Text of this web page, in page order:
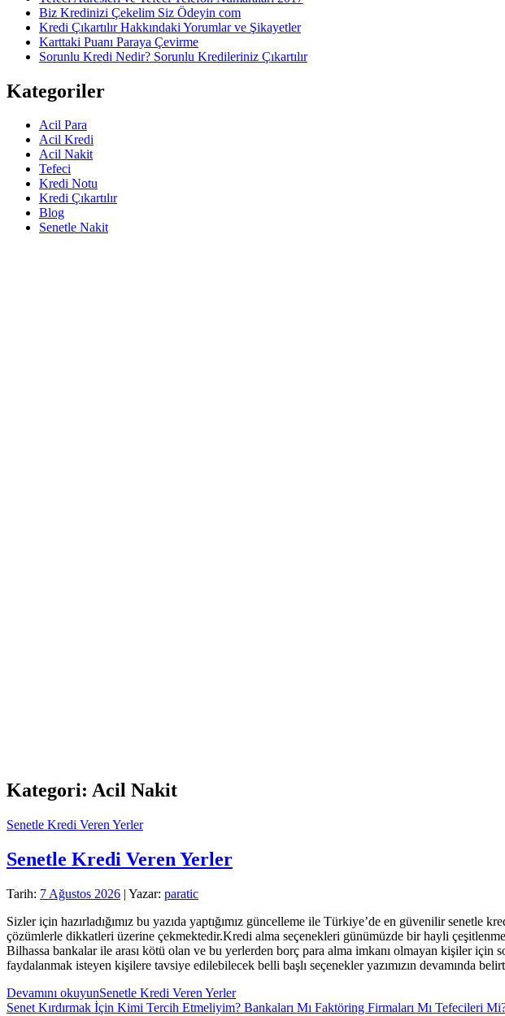
Biz Kredinizi Çekelim Siz Ödeyin com
Kredi Çıkartılır Hakkındaki Yorumlar ve Şikayetler
Karttaki Puanı Paraya Çevirme
Sorunlu Kredi Nedir? Sorunlu Kredileriniz Çıkartılır
Kategoriler
Acil Para
Acil Kredi
Acil Nakit
Tefeci
Kredi Notu
Kredi Çıkartılır
Blog
Senetle Nakit
Kategori: Acil Nakit
Senetle Kredi Veren Yerler
Senetle Kredi Veren Yerler
Tarih: 7 Ağustos 2026 | Yazar: paratic
Sizler için hazırladığımız bu yazıda yaptığımız güncelleme ile Türkiye’de en güvenilir senetle
çözümlerle dikkatleri üzerine çekmektedir.Kredi alma seçenekleri günümüzde bir hayli
Bilhassa bankalar ile arası kötü olan ve bu yerlerden borç para alma imkanı olmayan kişiler için
faydalanmak isteyen kişilere tavsiye edilebilecek belli başlı seçenekler yazımızın devamında
Devamını okuyunSenetle Kredi Veren Yerler
Senet Kırdırmak İçin Kimi Tercih Etmeliyim? Bankaları Mı Faktöring Firmaları Mı Tefecileri